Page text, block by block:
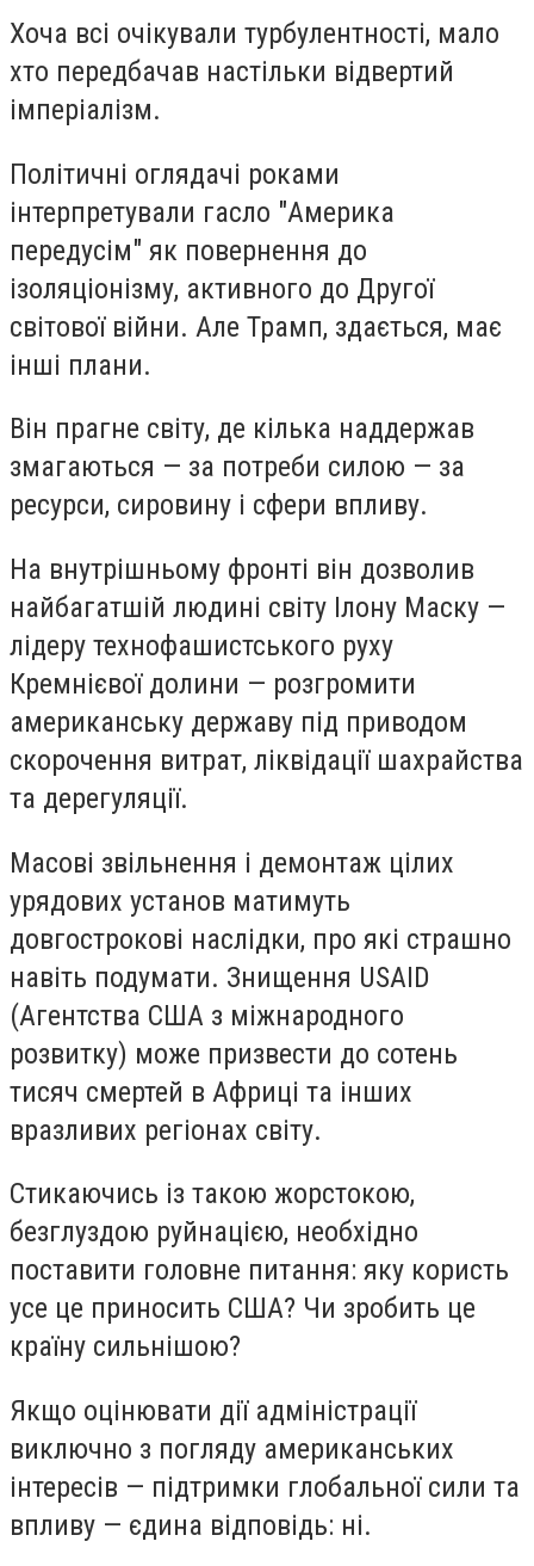
Хоча всі очікували турбулентності, мало
хто передбачав настільки відвертий
імперіалізм.
Політичні оглядачі роками
інтерпретували гасло "Америка
передусім" як повернення до
ізоляціонізму, активного до Другої
світової війни. Але Трамп, здається, має
інші плани.
Він прагне світу, де кілька наддержав
змагаються — за потреби силою — за
ресурси, сировину і сфери впливу.
На внутрішньому фронті він дозволив
найбагатшій людині світу Ілону Маску —
лідеру технофашистського руху
Кремнієвої долини — розгромити
американську державу під приводом
скорочення витрат, ліквідації шахрайства
та дерегуляції.
Масові звільнення і демонтаж цілих
урядових установ матимуть
довгострокові наслідки, про які страшно
навіть подумати. Знищення USAID
(Агентства США з міжнародного
розвитку) може призвести до сотень
тисяч смертей в Африці та інших
вразливих регіонах світу.
Стикаючись із такою жорстокою,
безглуздою руйнацією, необхідно
поставити головне питання: яку користь
усе це приносить США? Чи зробить це
країну сильнішою?
Якщо оцінювати дії адміністрації
виключно з погляду американських
інтересів — підтримки глобальної сили та
впливу — єдина відповідь: ні.